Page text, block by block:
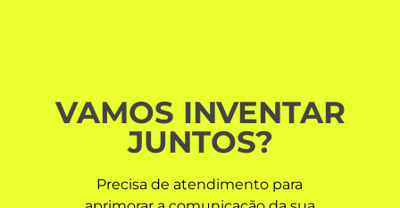
VAMOS INVENTAR
JUNTOS?
Precisa de atendimento para